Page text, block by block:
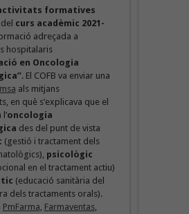
formatives
curs acadèmic 2021-
adreçada a
hospitalaris
en Oncologia
. El COFB va enviar una
als mitjans
en què s’explicava que el
oncologia
des del punt de vista
(gestió i tractament dels
psicològic
en el tractament actiu)
(educació sanitària del
dels tractaments orals).
PmFarma, Farmaventas,